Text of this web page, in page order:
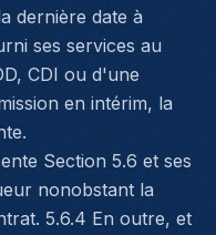
dernière date à
ses services au
CDI ou d'une
en intérim, la
Section 5.6 et ses
nonobstant la
5.6.4 En outre, et